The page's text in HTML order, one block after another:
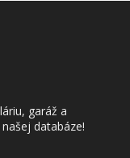
garáž a
databáze!